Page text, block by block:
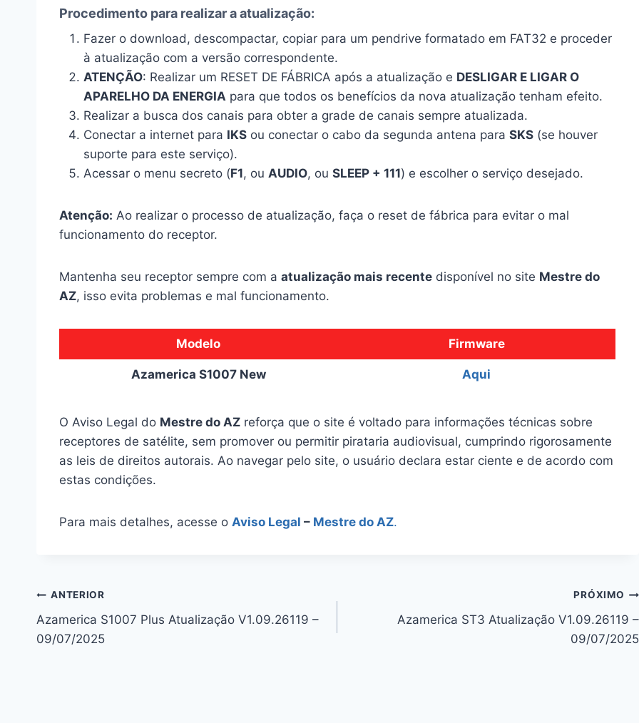
Procedimento para realizar a atualização:
Fazer o download, descompactar, copiar para um pendrive formatado em FAT32 e proceder
à atualização com a versão correspondente.
ATENÇÃO: Realizar um RESET DE FÁBRICA após a atualização e DESLIGAR E LIGAR O
APARELHO DA ENERGIA para que todos os benefícios da nova atualização tenham efeito.
Realizar a busca dos canais para obter a grade de canais sempre atualizada.
Conectar a internet para IKS ou conectar o cabo da segunda antena para SKS (se houver
suporte para este serviço).
Acessar o menu secreto (F1, ou AUDIO, ou SLEEP + 111) e escolher o serviço desejado.
Atenção: Ao realizar o processo de atualização, faça o reset de fábrica para evitar o mal
funcionamento do receptor.
Mantenha seu receptor sempre com a atualização mais recente disponível no site Mestre do
AZ, isso evita problemas e mal funcionamento.
Modelo Firmware
Azamerica S1007 New Aqui
O Aviso Legal do Mestre do AZ reforça que o site é voltado para informações técnicas sobre
receptores de satélite, sem promover ou permitir pirataria audiovisual, cumprindo rigorosamente
as leis de direitos autorais. Ao navegar pelo site, o usuário declara estar ciente e de acordo com
estas condições.
Para mais detalhes, acesse o Aviso Legal – Mestre do AZ.
Navegação
de
ANTERIOR
Azamerica S1007 Plus Atualização V1.09.26119 –
09/07/2025
PRÓXIMO
Azamerica ST3 Atualização V1.09.26119 –
09/07/2025